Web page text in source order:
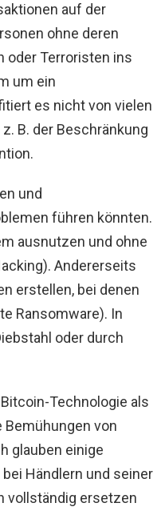
auf der
ohne deren
oder Terroristen ins
um ein
es nicht von vielen
B. der Beschränkung
und
führen könnten.
ausnutzen und ohne
Andererseits
erstellen, bei denen
Ransomware). In
oder durch
Technologie als
von
glauben einige
Händlern und seiner
vollständig ersetzen